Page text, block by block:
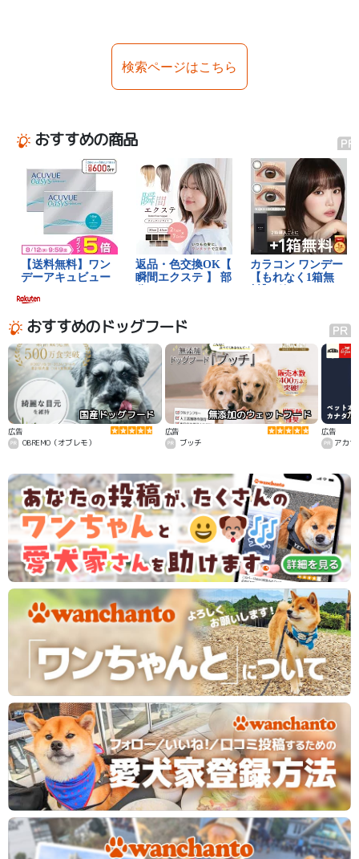
検索ページはこちら
おすすめの商品
おすすめのドッグフード
国産ドッグフード
広告
OBREMO（オブレモ）
無添加のウェットフード
広告
ブッチ
カ
広告
アカ